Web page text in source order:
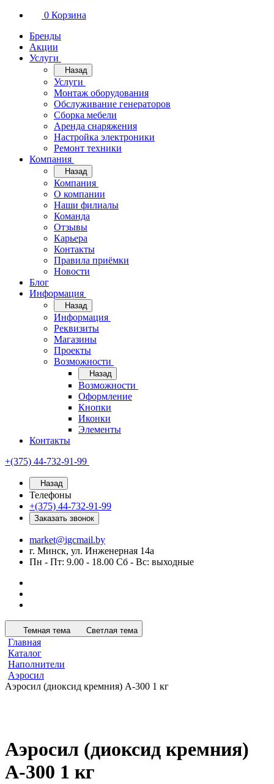
0 Корзина
Бренды
Акции
Услуги
Назад
Услуги
Монтаж оборудования
Обслуживание генераторов
Сборка мебели
Аренда снаряжения
Настройка электроники
Ремонт техники
Компания
Назад
Компания
О компании
Наши филиалы
Команда
Отзывы
Карьера
Контакты
Правила приёмки
Новости
Блог
Информация
Назад
Информация
Реквизиты
Магазины
Проекты
Возможности
Назад
Возможности
Оформление
Кнопки
Иконки
Элементы
Контакты
+(375) 44-732-91-99
Назад
Телефоны
+(375) 44-732-91-99
Заказать звонок
market@igcmail.by
г. Минск, ул. Инженерная 14а
Пн - Пт: 9.00 - 18.00 Сб - Вс: выходные
Темная тема Светлая тема
Главная
Каталог
Наполнители
Аэросил
Аэросил (диоксид кремния) А-300 1 кг
Аэросил (диоксид кремния)
А-300 1 кг